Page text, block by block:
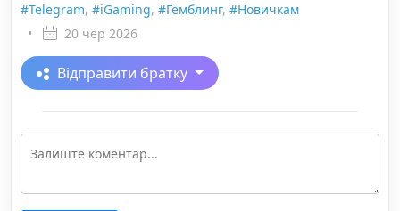
#Telegram, #iGaming, #Гемблинг, #Новичкам
•
20 чер 2026
Відправити братку